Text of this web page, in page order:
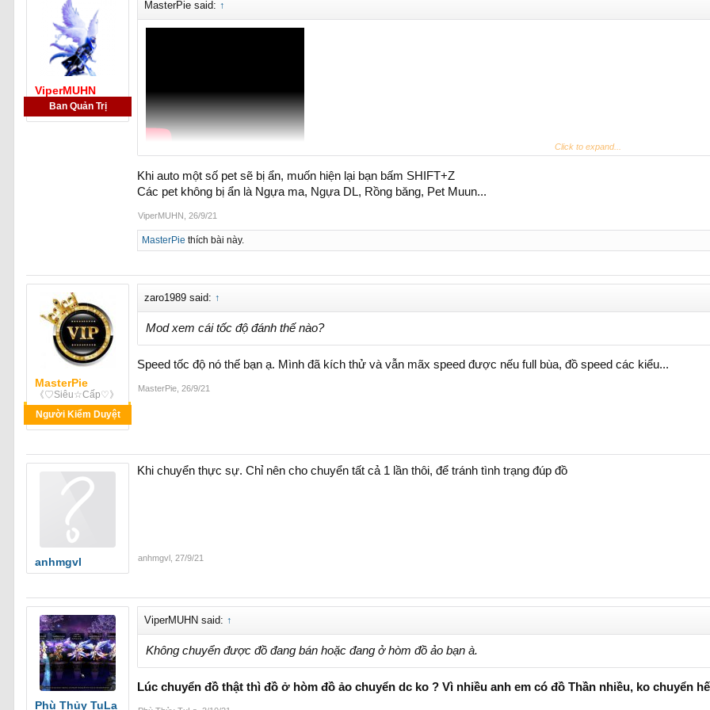
ViperMUHN
Ban Quản Trị
MasterPie said: ↑
Click to expand...
Khi auto một số pet sẽ bị ẩn, muốn hiện lại bạn bấm SHIFT+Z
Các pet không bị ẩn là Ngựa ma, Ngựa DL, Rồng băng, Pet Muun...
ViperMUHN 26/9/21
MasterPie thích bài này.
MasterPie
《♡Siêu☆Cấp♡》
Người Kiểm Duyệt
zaro1989 said: ↑
Mod xem cái tốc độ đánh thế nào?
Speed tốc độ nó thế bạn ạ. Mình đã kích thử và vẫn mãx speed được nếu full bùa, đồ speed các kiểu...
MasterPie 26/9/21
anhmgvl
Khi chuyển thực sự. Chỉ nên cho chuyển tất cả 1 lần thôi, để tránh tình trạng đúp đồ
anhmgvl 27/9/21
Phù Thủy TuLa
ViperMUHN said: ↑
Không chuyển được đồ đang bán hoặc đang ở hòm đồ ảo bạn à.
Lúc chuyển đồ thật thì đồ ở hòm đồ ảo chuyển dc ko ? Vì nhiều anh em có đồ Thần nhiều, ko chuyển